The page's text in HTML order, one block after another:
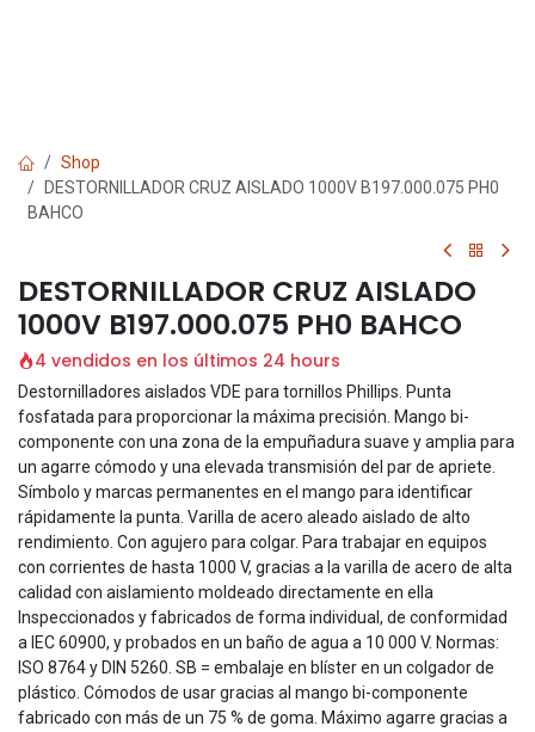
Shop
DESTORNILLADOR CRUZ AISLADO 1000V B197.000.075 PH0
BAHCO
DESTORNILLADOR CRUZ AISLADO
1000V B197.000.075 PH0 BAHCO
4 vendidos en los últimos 24 hours
Destornilladores aislados VDE para tornillos Phillips. Punta
fosfatada para proporcionar la máxima precisión. Mango bi-
componente con una zona de la empuñadura suave y amplia para
un agarre cómodo y una elevada transmisión del par de apriete.
Símbolo y marcas permanentes en el mango para identificar
rápidamente la punta. Varilla de acero aleado aislado de alto
rendimiento. Con agujero para colgar. Para trabajar en equipos
con corrientes de hasta 1000 V, gracias a la varilla de acero de alta
calidad con aislamiento moldeado directamente en ella
Inspeccionados y fabricados de forma individual, de conformidad
a IEC 60900, y probados en un baño de agua a 10 000 V. Normas:
ISO 8764 y DIN 5260. SB = embalaje en blíster en un colgador de
plástico. Cómodos de usar gracias al mango bi-componente
fabricado con más de un 75 % de goma. Máximo agarre gracias a